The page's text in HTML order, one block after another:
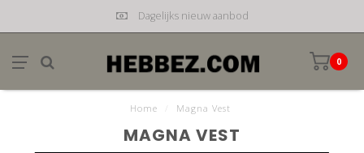
Dagelijks nieuw aanbod
0
Home Magna Vest
MAGNA VEST